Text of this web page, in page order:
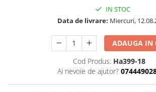
Jucarii de constructii
Dezvoltare cognitiva
Jucării de sortare
IN STOC
Data de livrare: Miercuri,
ADAUGA IN
Cod Produs: Ha399-18
Ai nevoie de ajutor?